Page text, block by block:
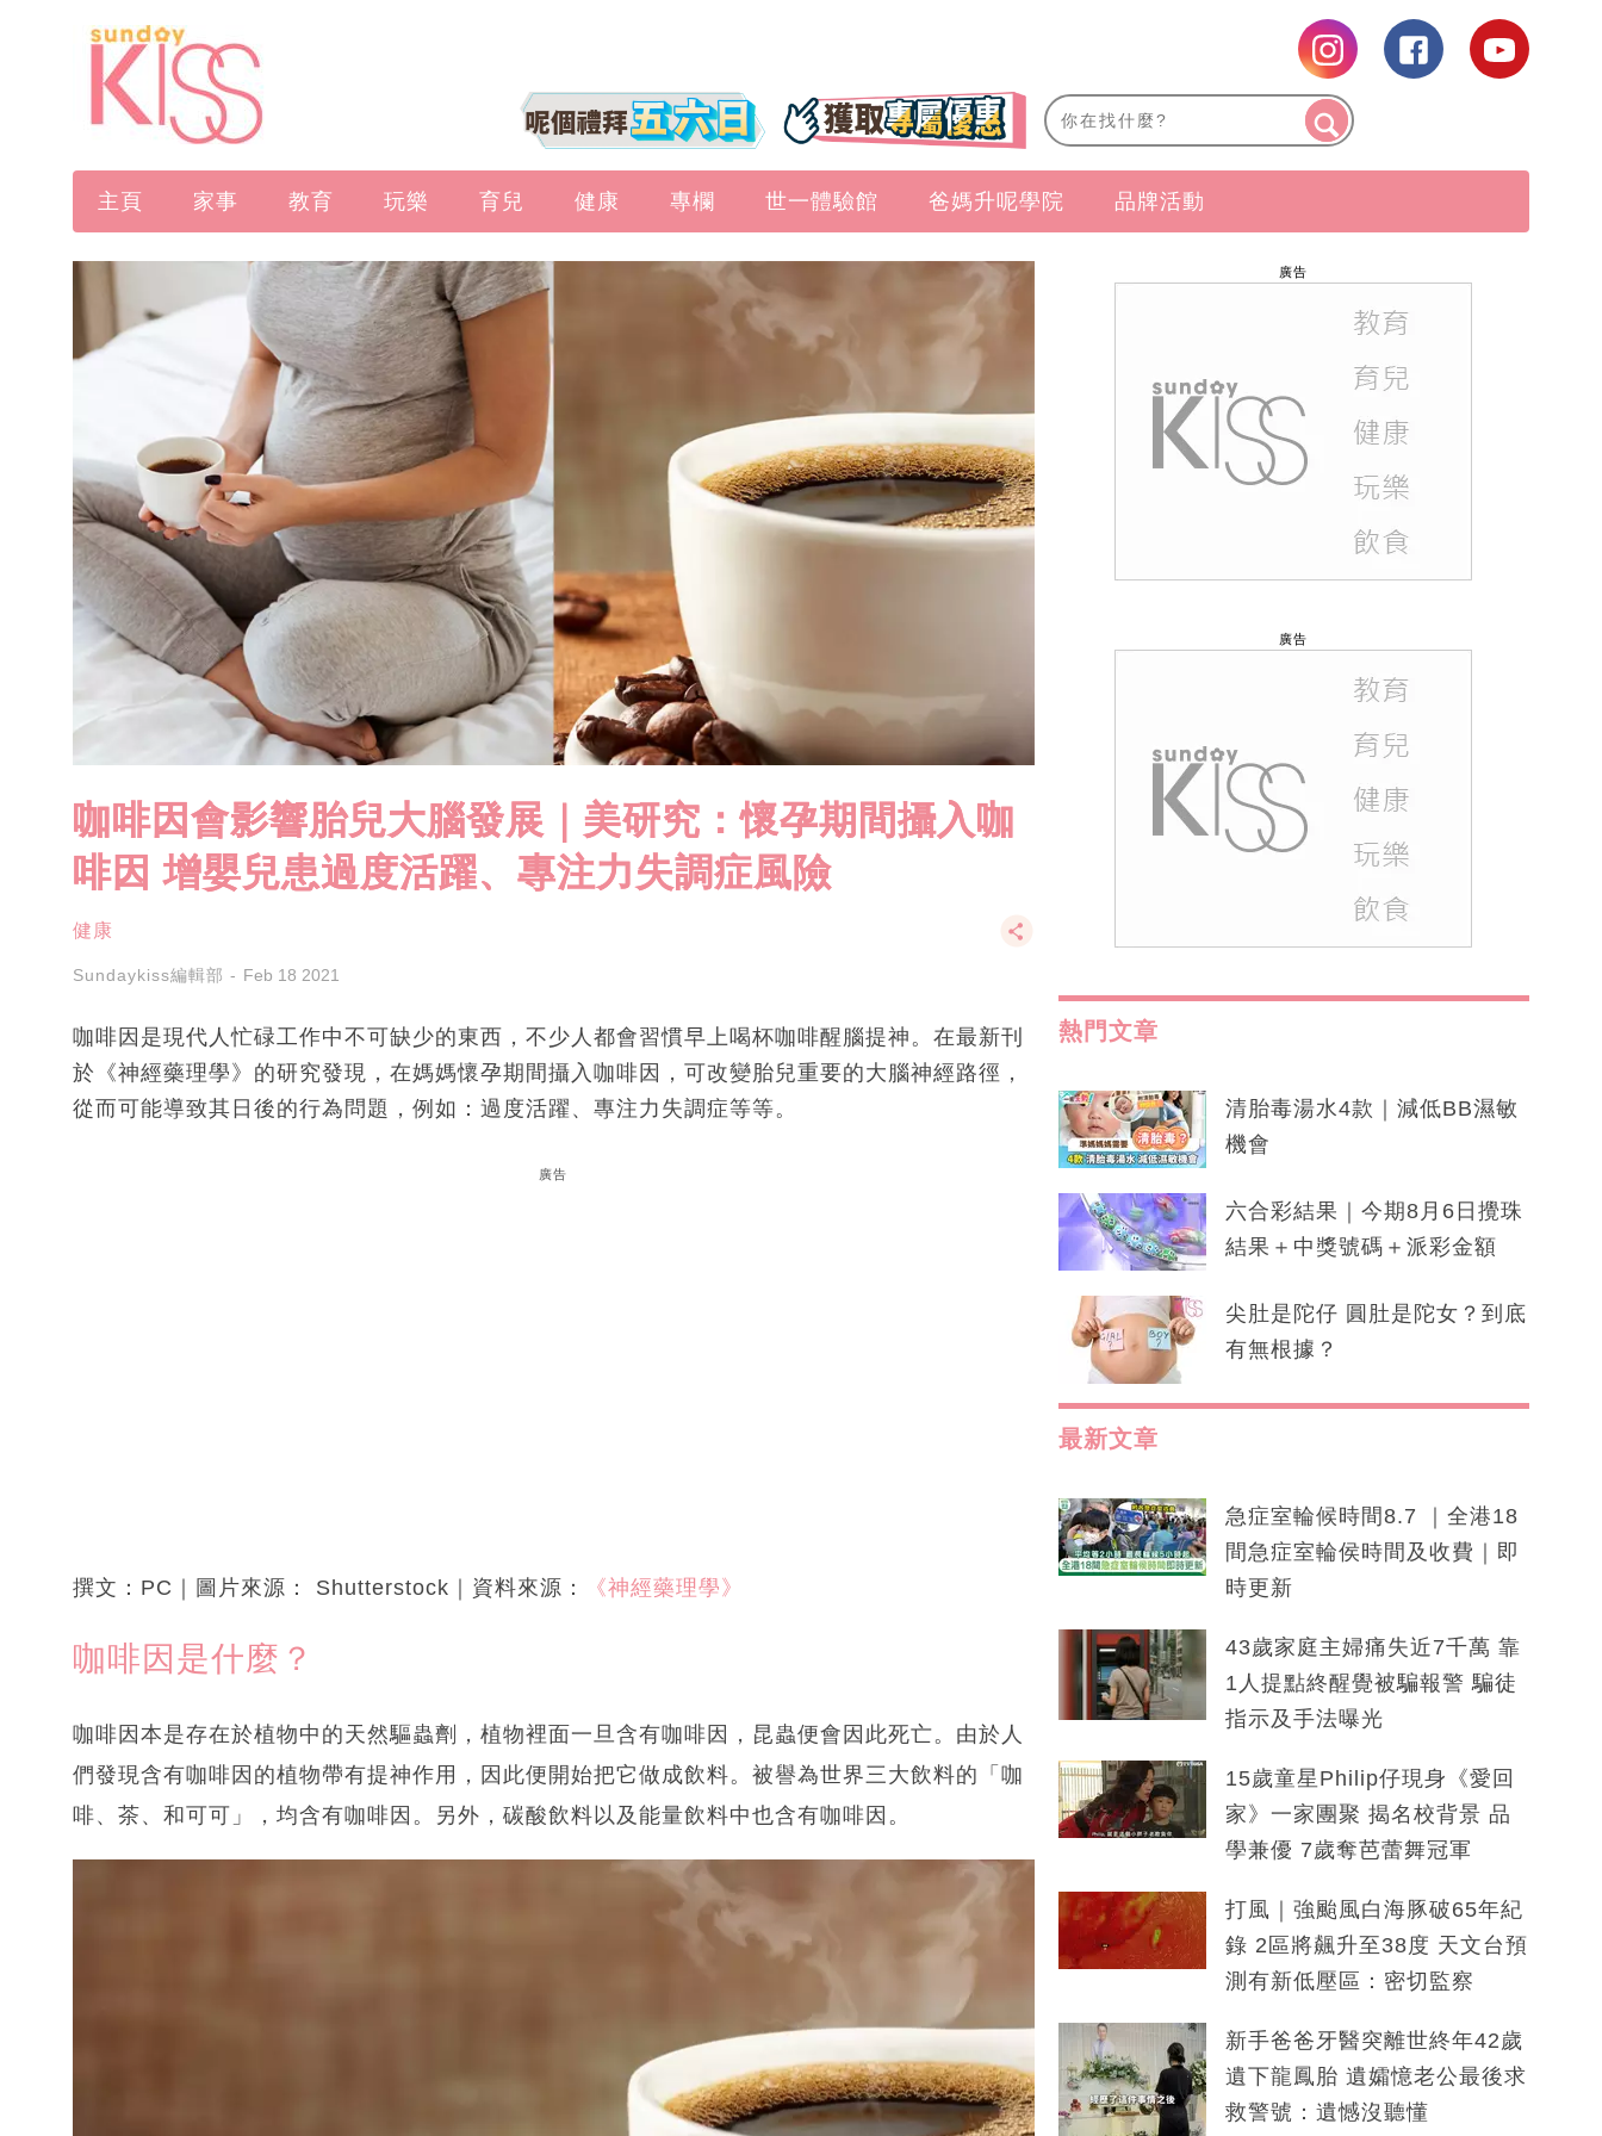
主頁 家事 教育 玩樂 育兒 健康 專欄 世一體驗館 爸媽升呢學院 品牌活動
咖啡因會影響胎兒大腦發展｜美研究：懷孕期​​間攝入咖
啡因 增嬰兒患過度活躍、專注力失調症風險
健康
Sundaykiss編輯部 Feb 18 2021
咖啡因是現代人忙碌工作中不可缺少的東西，不少人都會習慣早上喝杯咖啡醒腦提神。在最新刊
於《神經藥理學》的研究發現，在媽媽懷孕期​​間攝入咖啡因，可改變胎兒重要的大腦神經路徑，
從而可能導致其日後的行為問題，例如：過度活躍、專注力失調症等等。
廣告
撰文：PC｜圖片來源： Shutterstock｜資料來源： 《神經藥理學》
咖啡因是什麼？
咖啡因本是存在於植物中的天然驅蟲劑，植物裡面一旦含有咖啡因，昆蟲便會因此死亡。由於人
們發現含有咖啡因的植物帶有提神作用，因此便開始把它做成飲料。被譽為世界三大飲料的「咖
啡、茶、和可可」，均含有咖啡因。另外，碳酸飲料以及能量飲料中也含有咖啡因。
廣告
廣告
熱門文章
清胎毒湯水4款｜減低BB濕敏
機會
六合彩結果｜今期8月6日攪珠
結果＋中獎號碼＋派彩金額
尖肚是陀仔 圓肚是陀女？到底
有無根據？
最新文章
急症室輪候時間8.7 ｜全港18
間急症室輪侯時間及收費｜即
時更新
43歲家庭主婦痛失近7千萬 靠
1人提點終醒覺被騙報警 騙徒
指示及手法曝光
15歲童星Philip仔現身《愛回
家》一家團聚 揭名校背景 品
學兼優 7歲奪芭蕾舞冠軍
打風｜強颱風白海豚破65年紀
錄 2區將飆升至38度 天文台預
測有新低壓區：密切監察
新手爸爸牙醫突離世終年42歲
遺下龍鳳胎 遺孀憶老公最後求
救警號：遺憾沒聽懂